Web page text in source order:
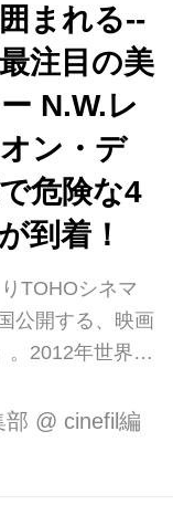
画祭を挑発し
にこの地で、監
、ニコラス・ウ
新しい才能を
画ファンに、
たらしたクライ
イヴ』への高い
作では一転、
まれる--
注目の美
N.W.レ
ン・デ
危険な4
到着！
TOHOシネマ
公開する、映画
。2012年世界に
の最新作で、
ファッション業
部 @ cinefil編